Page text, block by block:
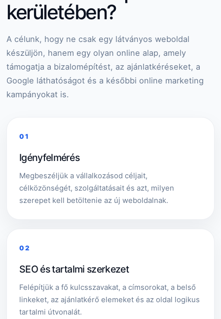
kerületében?
A célunk, hogy ne csak egy látványos weboldal
készüljön, hanem egy olyan online alap, amely
támogatja a bizalomépítést, az ajánlatkéréseket, a
Google láthatóságot és a későbbi online marketing
kampányokat is.
01
Igényfelmérés
Megbeszéljük a vállalkozásod céljait,
célközönségét, szolgáltatásait és azt, milyen
szerepet kell betöltenie az új weboldalnak.
02
SEO és tartalmi szerkezet
Felépítjük a fő kulcsszavakat, a címsorokat, a belső
linkeket, az ajánlatkérő elemeket és az oldal logikus
tartalmi útvonalát.